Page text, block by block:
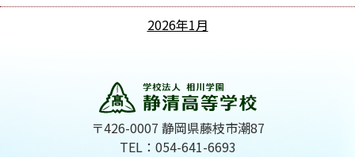
2026年1月
〒426-0007 静岡県藤枝市潮87
TEL：054-641-6693